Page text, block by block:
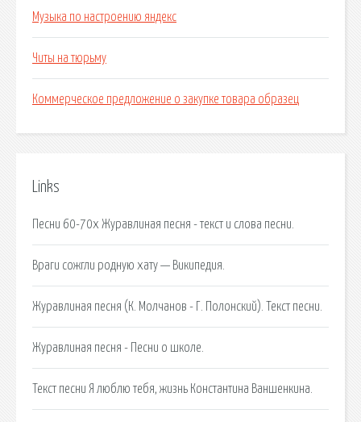
Музыка по настроению яндекс
Читы на тюрьму
Коммерческое предложение о закупке товара образец
Links
Песни 60-70х Журавлиная песня - текст и слова песни.
Враги сожгли родную хату — Википедия.
Журавлиная песня (К. Молчанов - Г. Полонский). Текст песни.
Журавлиная песня - Песни о школе.
Текст песни Я люблю тебя, жизнь Константина Ваншенкина.